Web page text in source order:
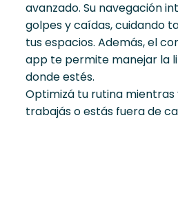
avanzado. Su navegación
golpes y caídas, cuidando
tus espacios. Además, el
app te permite manejar la
donde estés.
Optimizá tu rutina mientras
trabajás o estás fuera de